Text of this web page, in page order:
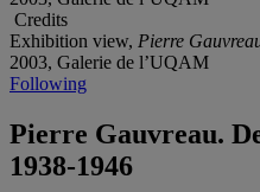
Credits
Exhibition view, Pierre
2003, Galerie de l’UQAM
Following
Pierre Gauvreau.
1938-1946